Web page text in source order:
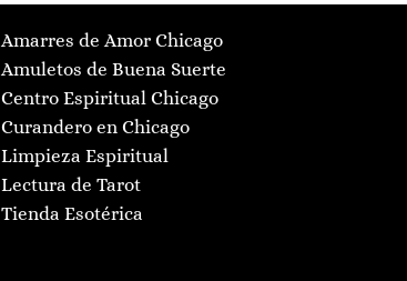
Amarres de Amor Chicago
Amuletos de Buena Suerte
Centro Espiritual Chicago
Curandero en Chicago
Limpieza Espiritual
Lectura de Tarot
Tienda Esotérica